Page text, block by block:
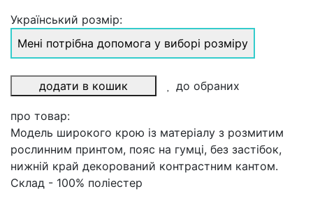
Український розмір:
Мені потрібна допомога у виборі розміру
додати в кошик до обраних
про товар:
Модель широкого крою із матеріалу з розмитим
рослинним принтом, пояс на гумці, без застібок,
нижній край декорований контрастним кантом.
Склад - 100% поліестер